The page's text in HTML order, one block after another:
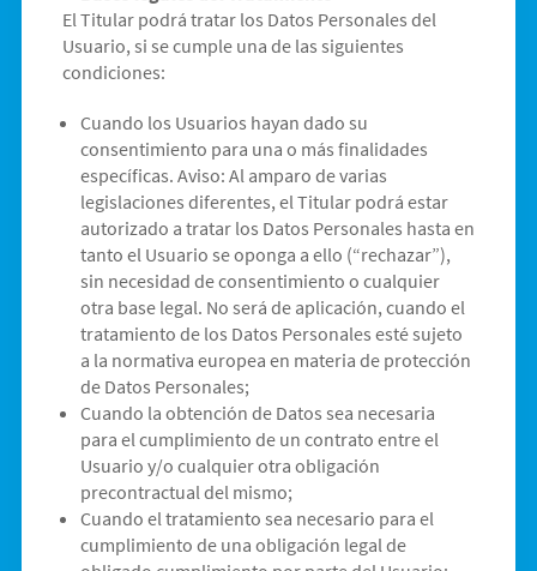
El Titular podrá tratar los Datos Personales del
Usuario, si se cumple una de las siguientes
condiciones:
Cuando los Usuarios hayan dado su
consentimiento para una o más finalidades
específicas. Aviso: Al amparo de varias
legislaciones diferentes, el Titular podrá estar
autorizado a tratar los Datos Personales hasta en
tanto el Usuario se oponga a ello (“rechazar”),
sin necesidad de consentimiento o cualquier
otra base legal. No será de aplicación, cuando el
tratamiento de los Datos Personales esté sujeto
a la normativa europea en materia de protección
de Datos Personales;
Cuando la obtención de Datos sea necesaria
para el cumplimiento de un contrato entre el
Usuario y/o cualquier otra obligación
precontractual del mismo;
Cuando el tratamiento sea necesario para el
cumplimiento de una obligación legal de